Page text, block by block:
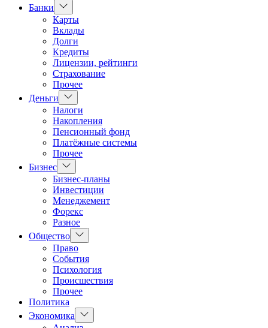
Банки
Показать
подменю
Карты
Вклады
Долги
Кредиты
Лицензии, рейтинги
Страхование
Прочее
Деньги
Показать
подменю
Налоги
Накопления
Пенсионный фонд
Платёжные системы
Прочее
Бизнес Показать
подменю
Бизнес-планы
Инвестиции
Менеджемент
Форекс
Разное
Общество Показать
подменю
Право
События
Психология
Происшествия
Прочее
Политика
Экономика
Показать
подменю